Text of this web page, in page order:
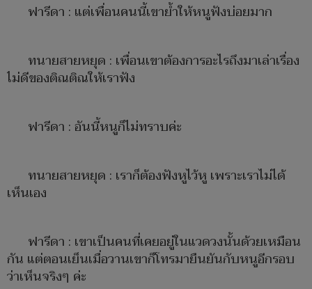
ฟารีดา : แต่เพื่อนคนนี้เขาย้ำให้หนูฟังบ่อยมาก
ทนายสายหยุด : เพื่อนเขาต้องการอะไรถึงมาเล่าเรื่อง
ไม่ดีของติณติณให้เราฟัง
ฟารีดา : อันนี้หนูก็ไม่ทราบค่ะ
ทนายสายหยุด : เราก็ต้องฟังหูไว้หู เพราะเราไม่ได้
เห็นเอง
ฟารีดา : เขาเป็นคนที่เคยอยู่ในแวดวงนั้นด้วยเหมือน
กัน แต่ตอนเย็นเมื่อวานเขาก็โทรมายืนยันกับหนูอีกรอบ
ว่าเห็นจริงๆ ค่ะ